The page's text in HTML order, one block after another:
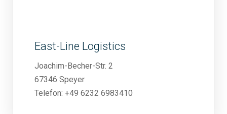
East-Line Logistics
Joachim-Becher-Str. 2
67346 Speyer
Telefon: +49 6232 6983410